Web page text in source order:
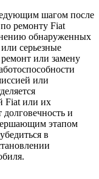
шагом после
ремонту Fiat
обнаруженных
серьезные
или замену
или
Fiat или их
долговечность и
этапом
в